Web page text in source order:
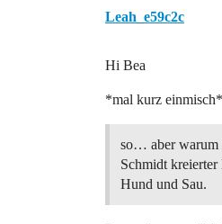
Leah_e59c2c
Hi Bea
*mal kurz einmisch*
so… aber warum
Schmidt
Hund und Sau.